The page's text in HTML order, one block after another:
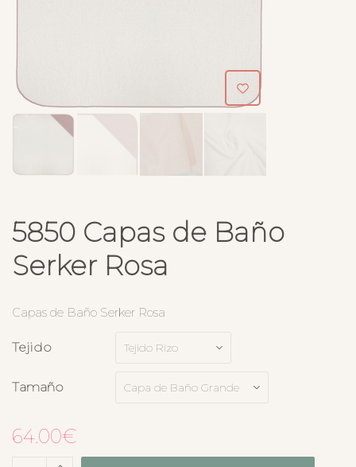
5850 Capas de Baño
Serker Rosa
Capas de Baño Serker Rosa
Tejido
Tamaño
64.00€